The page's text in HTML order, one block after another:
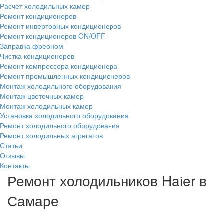
Расчет холодильных камер
Ремонт кондиционеров
Ремонт инверторных кондиционеров
Ремонт кондиционеров ON/OFF
Заправка фреоном
Чистка кондиционеров
Ремонт компрессора кондиционера
Ремонт промышленных кондиционеров
Монтаж холодильного оборудования
Монтаж цветочных камер
Монтаж холодильных камер
Установка холодильного оборудования
Ремонт холодильного оборудования
Ремонт холодильных агрегатов
Статьи
Отзывы
Контакты
Ремонт холодильников Haier в
Самаре